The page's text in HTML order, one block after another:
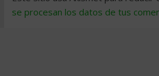
se procesan los datos de tus